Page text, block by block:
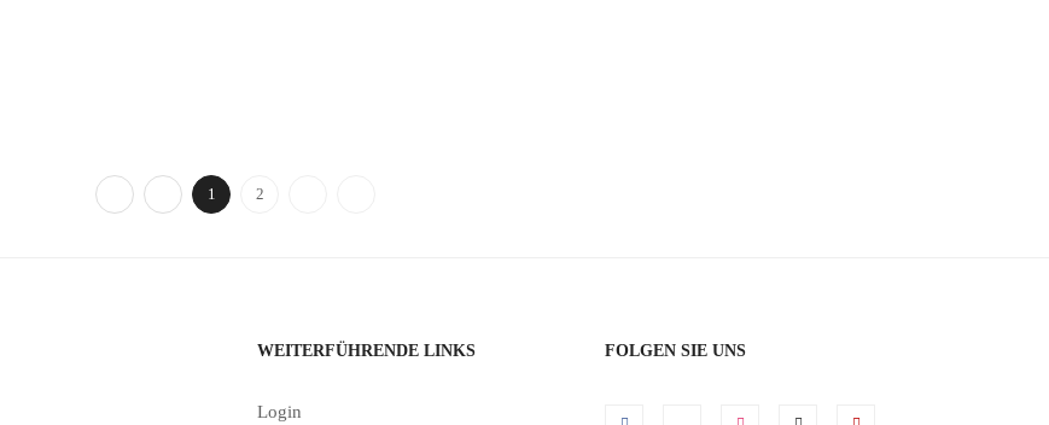
1 2
WEITERFÜHRENDE LINKS
Login
FOLGEN SIE UNS